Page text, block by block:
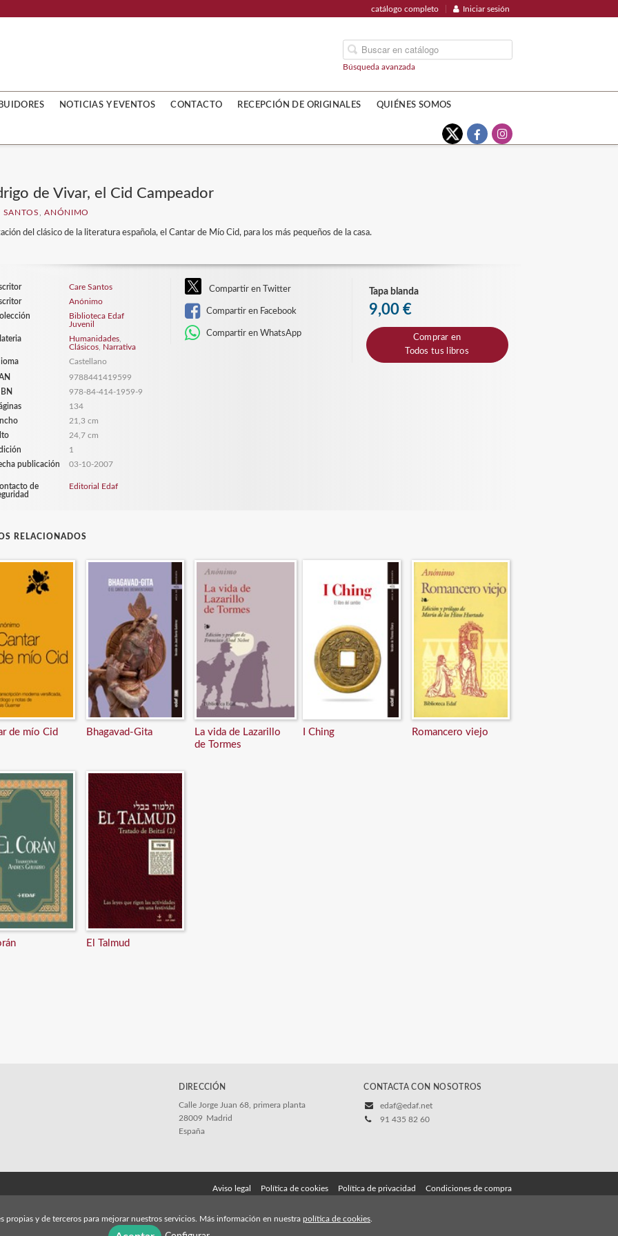
catálogo completo Iniciar sesión
Búsqueda avanzada
NOTICIAS Y EVENTOS CONTACTO RECEPCIÓN DE ORIGINALES QUIÉNES SOMOS
de Vivar, el Cid Campeador
SANTOS ,ANÓNIMO
del clásico de la literatura española, el Cantar de Mío Cid, para los más pequeños de la casa.
Care Santos
Anónimo
Biblioteca Edaf
Juvenil
Humanidades
Clásicos Narrativa
Castellano
9788441419599
978-84-414-1959-9
134
21,3 cm
24,7 cm
1
publicación
03-10-2007
de
Editorial Edaf
Compartir en Twitter
Compartir en Facebook
Compartir en WhatsApp
Tapa blanda
9,00 €
Comprar en
Todos tus libros
RELACIONADOS
de mío Cid Bhagavad-Gita
La vida de Lazarillo
de Tormes
I Ching Romancero viejo
El Talmud
DIRECCIÓN
Calle Jorge Juan 68, primera planta
28009 Madrid
España
CONTACTA CON NOSOTROS
edaf@edaf.net
91 435 82 60
Aviso legal Política de cookies Política de privacidad Condiciones de compra
propias y de terceros para mejorar nuestros servicios. Más información en nuestra política de cookies